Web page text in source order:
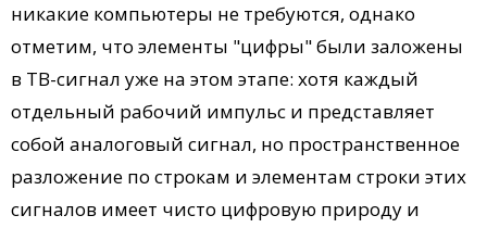
никакие компьютеры не требуются, однако
отметим, что элементы "цифры" были заложены
в ТВ-сигнал уже на этом этапе: хотя каждый
отдельный рабочий импульс и представляет
собой аналоговый сигнал, но пространственное
разложение по строкам и элементам строки этих
сигналов имеет чисто цифровую природу и